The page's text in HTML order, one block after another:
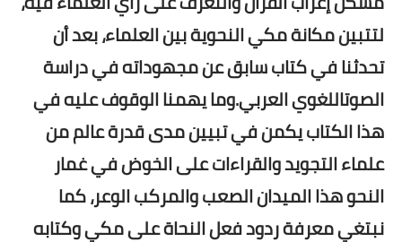
لتتبين مكانة مكي النحوية بين العلماء،بعد أن
تحدثنا في كتاب سابق عن مجهوداته في دراسة
الصوتاللغوي العربي.وما يهمنا الوقوف عليه في
هذا الكتاب يكمن في تبيين مدى قدرة عالم من
علماء التجويد والقراءات على الخوض في غمار
النحو هذا الميدان الصعب والمركب الوعر، كما
نبتغي معرفة ردود فعل النحاة على مكي وكتابه